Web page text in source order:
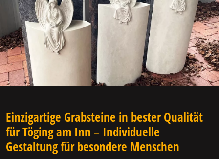
Einzigartige Grabsteine in bester Qualität
für Töging am Inn – Individuelle
Gestaltung für besondere Menschen